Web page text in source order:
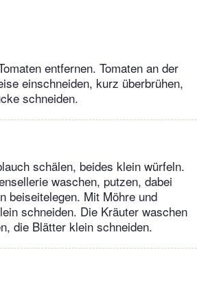
entfernen. Tomaten an der
einschneiden, kurz überbrühen,
schneiden.
schälen, beides klein würfeln.
waschen, putzen, dabei
beiseitelegen. Mit Möhre und
schneiden. Die Kräuter waschen
die Blätter klein schneiden.